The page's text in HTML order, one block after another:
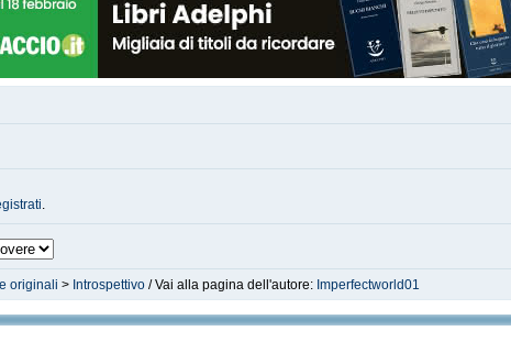
.
originali > Introspettivo / Vai alla pagina dell'autore: Imperfectworld01